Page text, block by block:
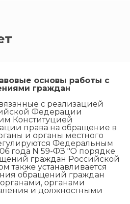
основы работы с
граждан
с реализацией
Федерации
Конституцией
права на обращение в
и органы местного
Федеральным
года N 59-ФЗ "О порядке
граждан Российской
также устанавливается
обращений граждан
органами
и должностными